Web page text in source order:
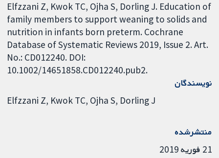
Elfzzani Z, Kwok TC, Ojha S, Dorling J. Education of
family members to support weaning to solids and
nutrition in infants born preterm. Cochrane
Database of Systematic Reviews 2019, Issue 2. Art.
No.: CD012240. DOI:
10.1002/14651858.CD012240.pub2.
نویسندگان
Elfzzani Z Kwok TC Ojha S Dorling J
منتشرشده
21 فوریه 2019